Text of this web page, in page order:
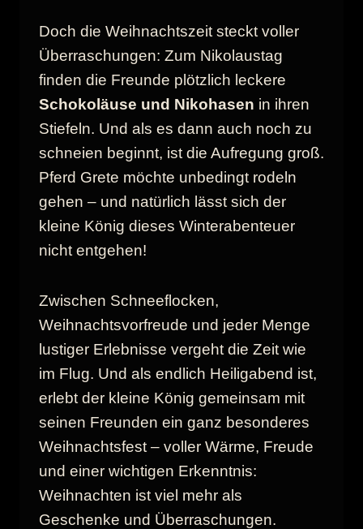
Doch die Weihnachtszeit steckt voller
Überraschungen: Zum Nikolaustag
finden die Freunde plötzlich leckere
Schokoläuse und Nikohasen in ihren
Stiefeln. Und als es dann auch noch zu
schneien beginnt, ist die Aufregung groß.
Pferd Grete möchte unbedingt rodeln
gehen – und natürlich lässt sich der
kleine König dieses Winterabenteuer
nicht entgehen!
Zwischen Schneeflocken,
Weihnachtsvorfreude und jeder Menge
lustiger Erlebnisse vergeht die Zeit wie
im Flug. Und als endlich Heiligabend ist,
erlebt der kleine König gemeinsam mit
seinen Freunden ein ganz besonderes
Weihnachtsfest – voller Wärme, Freude
und einer wichtigen Erkenntnis:
Weihnachten ist viel mehr als
Geschenke und Überraschungen.